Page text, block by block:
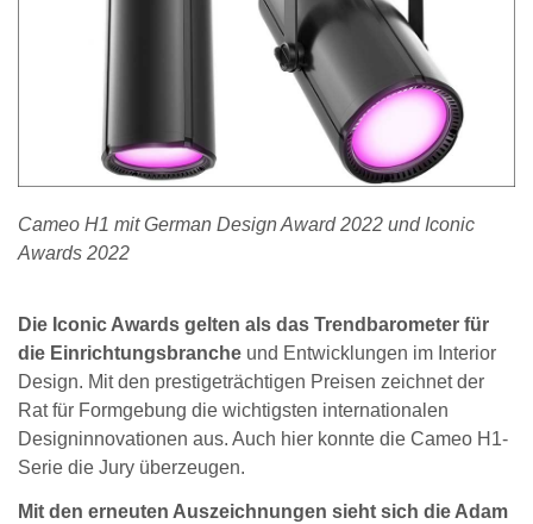
Cameo H1 mit German Design Award 2022 und Iconic
Awards 2022
Die Iconic Awards gelten als das Trendbarometer für
die Einrichtungsbranche und Entwicklungen im Interior
Design. Mit den prestigeträchtigen Preisen zeichnet der
Rat für Formgebung die wichtigsten internationalen
Designinnovationen aus. Auch hier konnte die Cameo H1-
Serie die Jury überzeugen.
Mit den erneuten Auszeichnungen sieht sich die Adam